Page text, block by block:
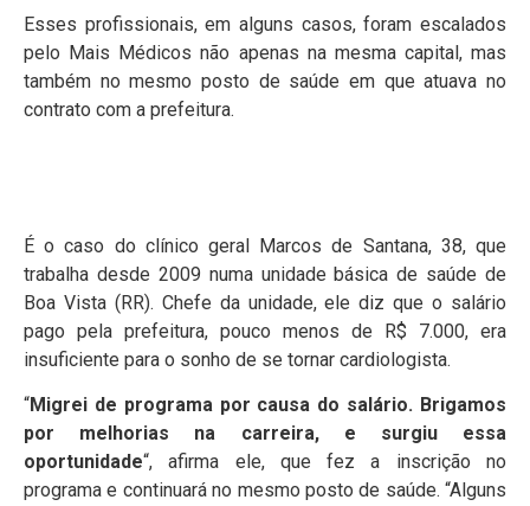
Esses profissionais, em alguns casos, foram escalados
pelo Mais Médicos não apenas na mesma capital, mas
também no mesmo posto de saúde em que atuava no
contrato com a prefeitura.
É o caso do clínico geral Marcos de Santana, 38, que
trabalha desde 2009 numa unidade básica de saúde de
Boa Vista (RR). Chefe da unidade, ele diz que o salário
pago pela prefeitura, pouco menos de R$ 7.000, era
insuficiente para o sonho de se tornar cardiologista.
“Migrei de programa por causa do salário. Brigamos
por melhorias na carreira, e surgiu essa
oportunidade“, afirma ele, que fez a inscrição no
programa e continuará no mesmo posto de saúde. “Alguns